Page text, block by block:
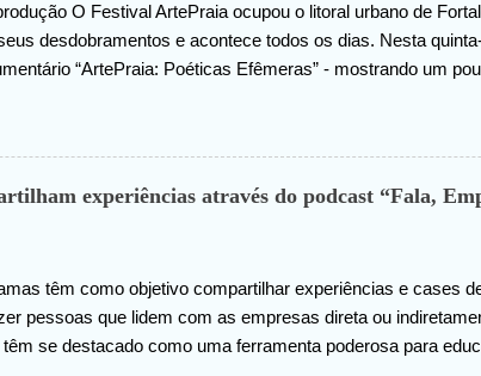
O Festival ArtePraia ocupou o litoral urbano de
desdobramentos e acontece todos os dias. Nesta
“ArtePraia: Poéticas Efêmeras” - mostrando um
mais diversos sentimentos: espanto, pertencimento,
de como se fazer e vivenciar a arte. “Estamos muito
é sempre documentar, através do audiovisual, os
em uma outra camada de apreciação em arte . Fortaleza é
experiências através do podcast “Fala,
têm como objetivo compartilhar experiências e cases
pessoas que lidem com as empresas direta ou
se destacado como uma ferramenta poderosa para